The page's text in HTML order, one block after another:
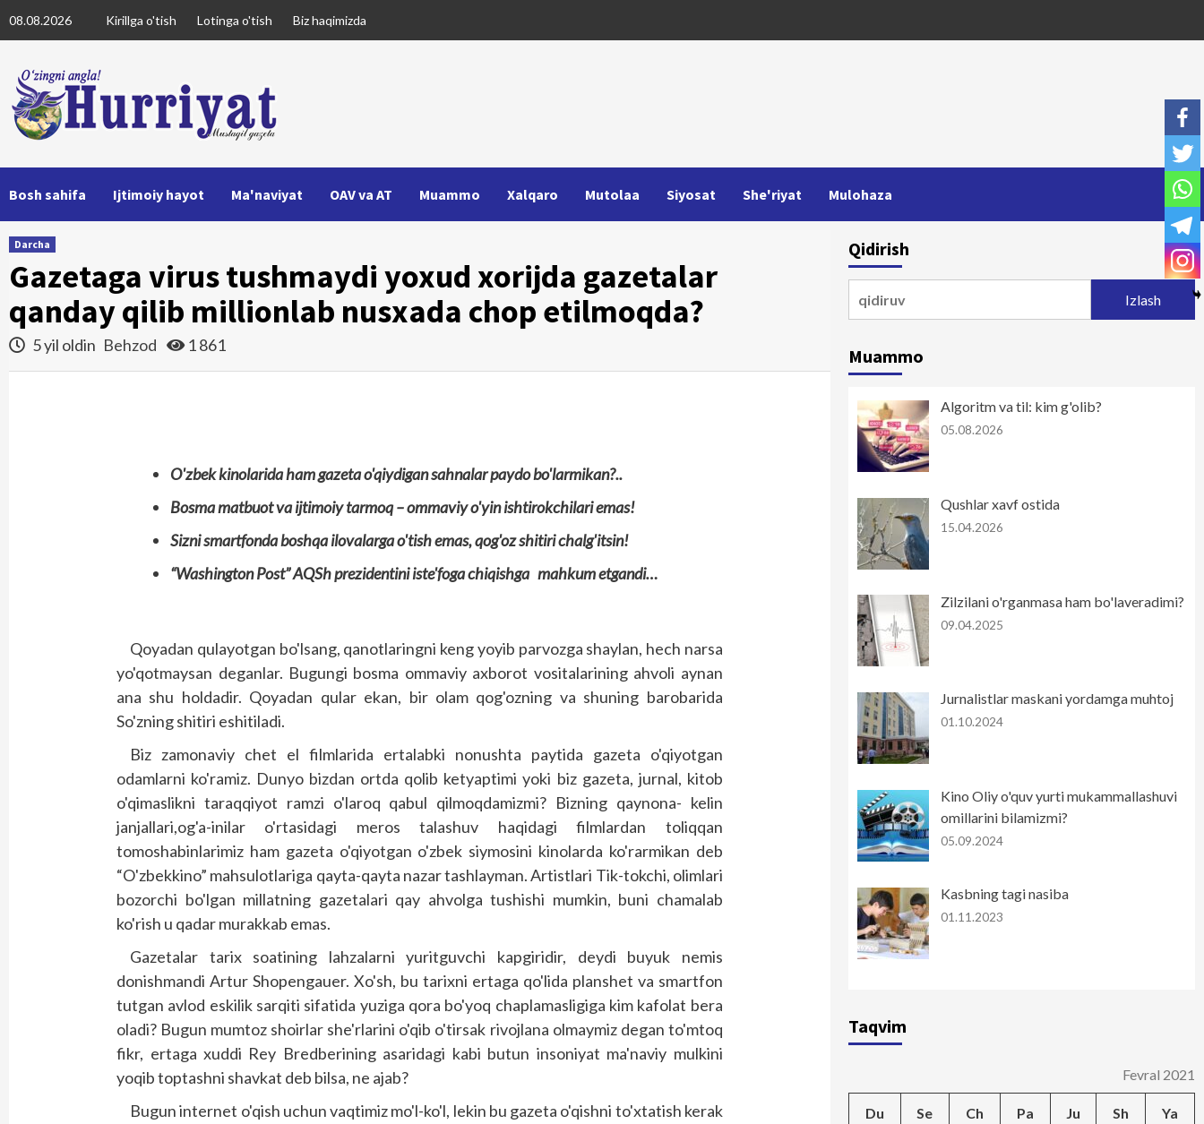
to
08.08.2026 Kirillga o'tish Lotinga o'tish Biz haqimizda
Bosh sahifa Ijtimoiy hayot Ma'naviyat OAV va AT Muammo Xalqaro Mutolaa Siyosat She'riyat Mulohaza
Darcha
Gazetaga virus tushmaydi yoxud xorijda gazetalar
qanday qilib millionlab nusxada chop etilmoqda?
5 yil oldin Behzod 1 861
O'zbek kinolarida ham gazeta o'qiydigan sahnalar paydo bo'larmikan?..
Bosma matbuot va ijtimoiy tarmoq – ommaviy o'yin ishtirokchilari emas!
Sizni smartfonda boshqa ilovalarga o'tish emas, qog'oz shitiri chalg'itsin!
“Washington Post” AQSh prezidentini iste'foga chiqishga mahkum etgandi…
Qoyadan qulayotgan bo'lsang, qanotlaringni keng yoyib parvozga shaylan, hech narsa
yo'qotmaysan deganlar. Bugungi bosma ommaviy axborot vositalarining ahvoli aynan
ana shu holdadir. Qoyadan qular ekan, bir olam qog'ozning va shuning barobarida
So'zning shitiri eshitiladi.
Biz zamonaviy chet el filmlarida ertalabki nonushta paytida gazeta o'qiyotgan
odamlarni ko'ramiz. Dunyo bizdan ortda qolib ketyaptimi yoki biz gazeta, jurnal, kitob
o'qimaslikni taraqqiyot ramzi o'laroq qabul qilmoqdamizmi? Bizning qaynona- kelin
janjallari,og'a-inilar o'rtasidagi meros talashuv haqidagi filmlardan toliqqan
tomoshabinlarimiz ham gazeta o'qiyotgan o'zbek siymosini kinolarda ko'rarmikan deb
“O'zbekkino” mahsulotlariga qayta-qayta nazar tashlayman. Artistlari Tik-tokchi, olimlari
bozorchi bo'lgan millatning gazetalari qay ahvolga tushishi mumkin, buni chamalab
ko'rish u qadar murakkab emas.
Gazetalar tarix soatining lahzalarni yuritguvchi kapgiridir, deydi buyuk nemis
donishmandi Artur Shopengauer. Xo'sh, bu tarixni ertaga qo'lida planshet va smartfon
tutgan avlod eskilik sarqiti sifatida yuziga qora bo'yoq chaplamasligiga kim kafolat bera
oladi? Bugun mumtoz shoirlar she'rlarini o'qib o'tirsak rivojlana olmaymiz degan to'mtoq
fikr, ertaga xuddi Rey Bredberining asaridagi kabi butun insoniyat ma'naviy mulkini
yoqib toptashni shavkat deb bilsa, ne ajab?
Bugun internet o'qish uchun vaqtimiz mo'l-ko'l, lekin bu gazeta o'qishni to'xtatish kerak
Qidirish
Muammo
Algoritm va til: kim g'olib?
05.08.2026
Qushlar xavf ostida
15.04.2026
Zilzilani o'rganmasa ham bo'laveradimi?
09.04.2025
Jurnalistlar maskani yordamga muhtoj
01.10.2024
Kino Oliy o'quv yurti mukammallashuvi
omillarini bilamizmi?
05.09.2024
Kasbning tagi nasiba
01.11.2023
Taqvim
Fevral 2021
Du Se Ch Pa Ju Sh Ya